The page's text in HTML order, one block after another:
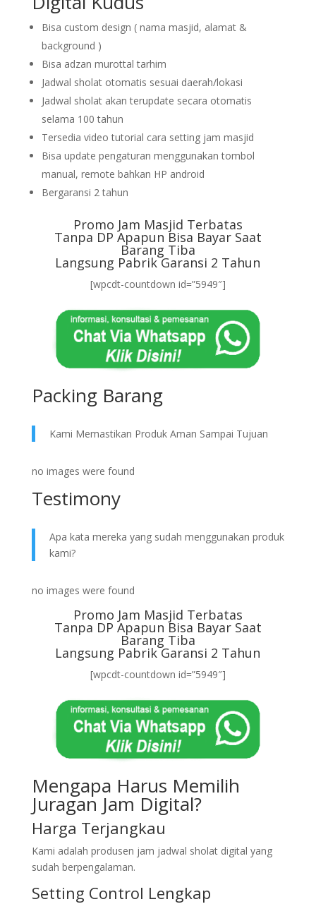
Bisa custom design ( nama masjid, alamat &
background )
Bisa adzan murottal tarhim
Jadwal sholat otomatis sesuai daerah/lokasi
Jadwal sholat akan terupdate secara otomatis
selama 100 tahun
Tersedia video tutorial cara setting jam masjid
Bisa update pengaturan menggunakan tombol
manual, remote bahkan HP android
Bergaransi 2 tahun
Promo Jam Masjid Terbatas
Tanpa DP Apapun Bisa Bayar Saat
Barang Tiba
Langsung Pabrik Garansi 2 Tahun
[wpcdt-countdown id=”5949″]
Packing Barang
Kami Memastikan Produk Aman Sampai Tujuan
no images were found
Testimony
Apa kata mereka yang sudah menggunakan produk
kami?
no images were found
Promo Jam Masjid Terbatas
Tanpa DP Apapun Bisa Bayar Saat
Barang Tiba
Langsung Pabrik Garansi 2 Tahun
[wpcdt-countdown id=”5949″]
Mengapa Harus Memilih
Juragan Jam Digital?
Harga Terjangkau
Kami adalah produsen jam jadwal sholat digital yang
sudah berpengalaman.
Setting Control Lengkap